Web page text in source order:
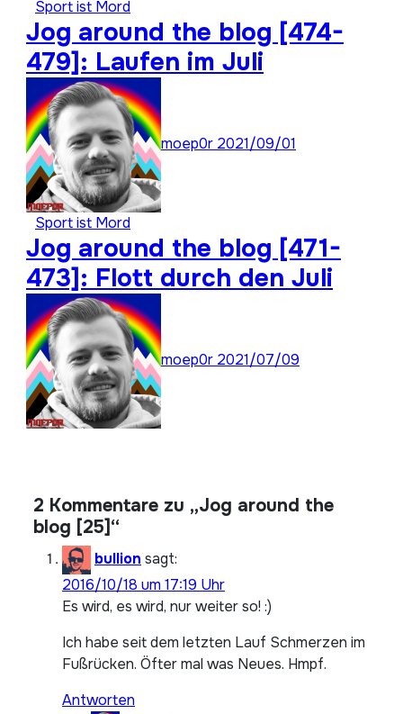
Sport ist Mord
Jog around the blog [474-
479]: Laufen im Juli
moep0r 2021/09/01
Sport ist Mord
Jog around the blog [471-
473]: Flott durch den Juli
moep0r 2021/07/09
2 Kommentare zu „Jog around the
blog [25]“
bullion sagt:
2016/10/18 um 17:19 Uhr
Es wird, es wird, nur weiter so! :)
Ich habe seit dem letzten Lauf Schmerzen im
Fußrücken. Öfter mal was Neues. Hmpf.
Antworten